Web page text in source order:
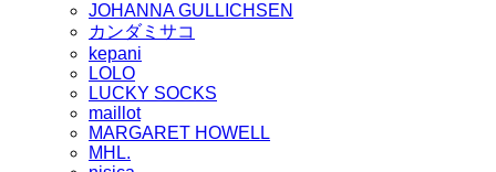
JOHANNA GULLICHSEN
カンダミサコ
kepani
LOLO
LUCKY SOCKS
maillot
MARGARET HOWELL
MHL.